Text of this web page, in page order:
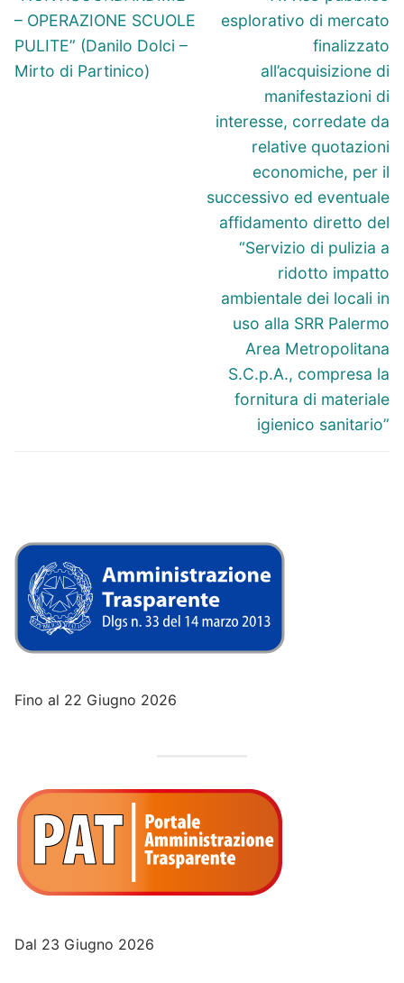
precedente:
– OPERAZIONE SCUOLE
PULITE” (Danilo Dolci –
Mirto di Partinico)
successivo:
esplorativo di mercato
finalizzato
all’acquisizione di
manifestazioni di
interesse, corredate da
relative quotazioni
economiche, per il
successivo ed eventuale
affidamento diretto del
“Servizio di pulizia a
ridotto impatto
ambientale dei locali in
uso alla SRR Palermo
Area Metropolitana
S.C.p.A., compresa la
fornitura di materiale
igienico sanitario”
Fino al 22 Giugno 2026
Dal 23 Giugno 2026